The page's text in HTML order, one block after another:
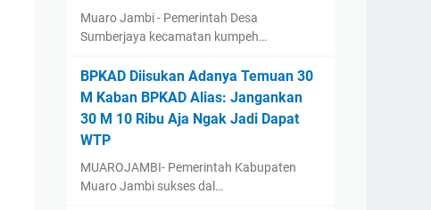
Muaro Jambi - Pemerintah Desa
Sumberjaya kecamatan kumpeh…
BPKAD Diisukan Adanya Temuan 30
M Kaban BPKAD Alias: Jangankan
30 M 10 Ribu Aja Ngak Jadi Dapat
WTP ‎
‎MUAROJAMBI- Pemerintah Kabupaten
Muaro Jambi sukses dal…